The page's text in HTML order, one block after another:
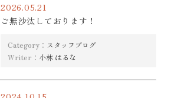
2026.05.21
ご無沙汰しております！
Category： スタッフブログ
Writer： 小林 はるな